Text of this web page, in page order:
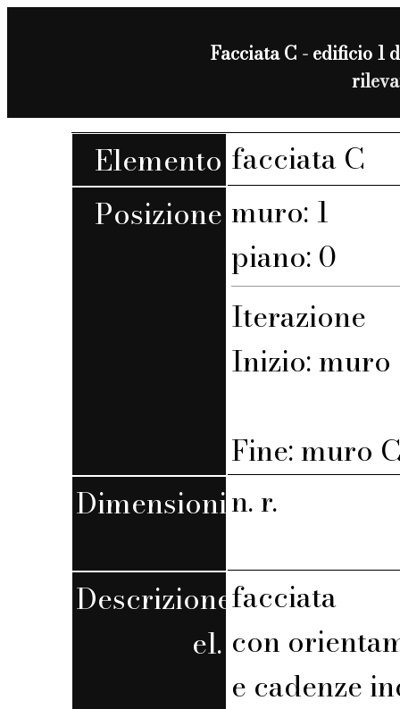
Facciata C - edificio 1
Elemento facciata C
Posizione muro: 1
piano: 0
Iterazione
Inizio: muro
Fine: muro
Dimensionin. r.
Descrizione
el.
facciata
con
e cadenze